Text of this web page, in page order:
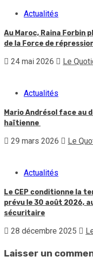
Actualités
Au Maroc, Raina Forbin
de la Force de
24 mai 2026 Le
Actualités
Mario Andrésol face au
haïtienne
29 mars 2026 Le
Actualités
Le CEP conditionne la
prévu le 30 août 2026,
sécuritaire
28 décembre 2025
Laisser un